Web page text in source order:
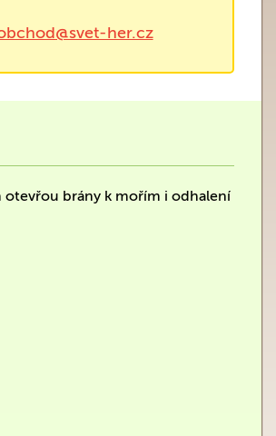
her.cz
otevřou brány k mořím i odhalení